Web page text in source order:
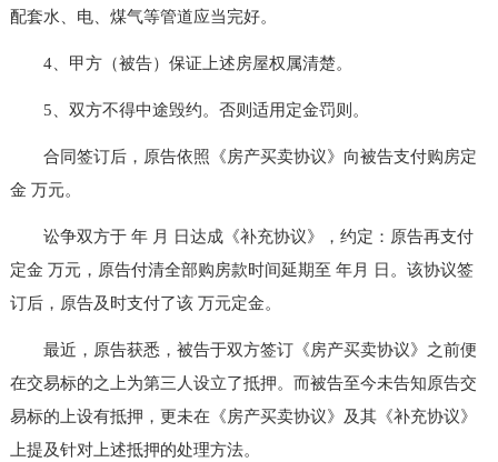
配套水、电、煤气等管道应当完好。
4、甲方（被告）保证上述房屋权属清楚。
5、双方不得中途毁约。否则适用定金罚则。
合同签订后，原告依照《房产买卖协议》向被告支付购房定
金 万元。
讼争双方于 年 月 日达成《补充协议》，约定：原告再支付
定金 万元，原告付清全部购房款时间延期至 年月 日。该协议签
订后，原告及时支付了该 万元定金。
最近，原告获悉，被告于双方签订《房产买卖协议》之前便
在交易标的之上为第三人设立了抵押。而被告至今未告知原告交
易标的上设有抵押，更未在《房产买卖协议》及其《补充协议》
上提及针对上述抵押的处理方法。